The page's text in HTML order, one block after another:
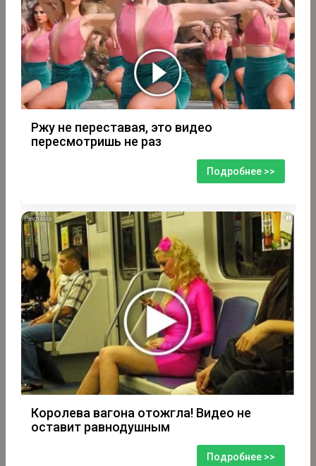
Ржу не переставая, это видео
пересмотришь не раз
Подробнее >>
i
Королева вагона отожгла! Видео не
оставит равнодушным
Подробнее >>